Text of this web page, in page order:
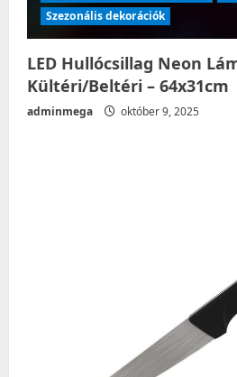
Szezonális dekorációk
LED Hullócsillag Neon
Kültéri/Beltéri – 64x31cm
adminmega október 9, 2025